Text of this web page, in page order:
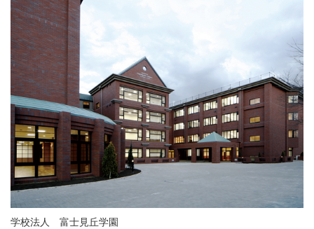
学校法人 富士見丘学園